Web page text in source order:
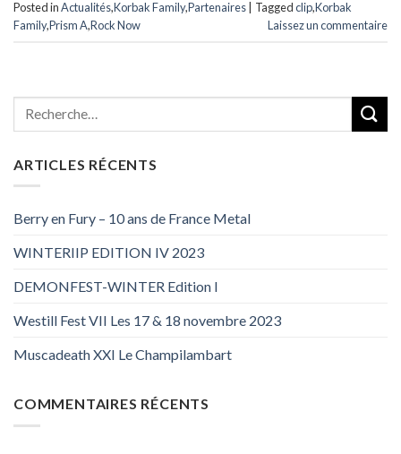
Posted inActualités,Korbak Family,Partenaires Taggedclip,Korbak
Family,Prism A,Rock Now Laissez un commentaire
ARTICLES RÉCENTS
Berry en Fury – 10 ans de France Metal
WINTERIIP EDITION IV 2023
DEMONFEST-WINTER Edition I
Westill Fest VII Les 17 & 18 novembre 2023
Muscadeath XXI Le Champilambart
COMMENTAIRES RÉCENTS